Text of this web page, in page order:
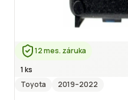
12 mes. záruka
1 ks
Toyota
2019–2022